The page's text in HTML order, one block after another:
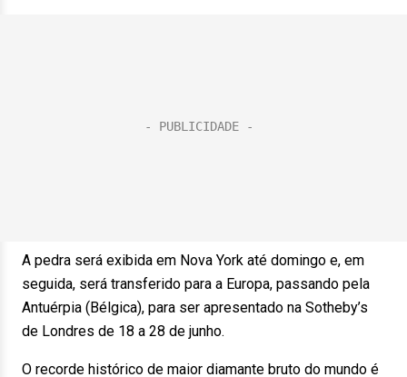
A pedra será exibida em Nova York até domingo e, em
seguida, será transferido para a Europa, passando pela
Antuérpia (Bélgica), para ser apresentado na Sotheby’s
de Londres de 18 a 28 de junho.
O recorde histórico de maior diamante bruto do mundo é